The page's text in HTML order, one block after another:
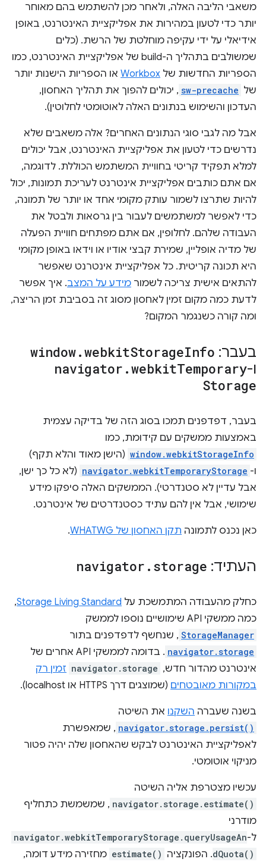
משאבי הליבה האלה, ולאחר מכן להשתמש בהם מאוחר
יותר כדי לטעון במהירות את אפליקציית האינטרנט, באופן
אידיאלי על ידי עקיפה מוחלטת של הרשת. (כלים
שמשולבים בתהליך ה-build של אפליקציית האינטרנט, כמו
הספריות החדשות של Workbox או הספריות הישנות יותר
של sw-precache , יכולים להפוך את תהליך האחסון,
העדכון והשימוש בנתונים האלה לאוטומטי לחלוטין).
אבל מה לגבי סוגי הנתונים האחרים? אלה משאבים שלא
נדרשים כדי לטעון את אפליקציית האינטרנט, אבל יכולים
למלא תפקיד קריטי בחוויית המשתמש הכוללת. לדוגמה,
אם אתם כותבים אפליקציית אינטרנט לעריכת תמונות, יכול
להיות שתרצו לשמור עותק מקומי אחד או יותר של תמונה,
כדי לאפשר למשתמשים לעבור בין גרסאות ולבטל את
העבודה שלהם. לחלופין, אם אתם מפתחים חוויית הפעלה
של מדיה אופליין, שמירת קבצי אודיו או וידאו באופן מקומי
היא תכונה קריטית. כל אפליקציית אינטרנט שאפשר
להתאים אישית צריכה לשמור מידע על המצב. איך אפשר
לדעת כמה מקום זמין לאחסון מסוג זה בסביבת זמן הריצה,
ומה קורה כשנגמר המקום?
בעבר: window.webkitStorageInfo
ו- navigator .webkitTemporary
Storage
בעבר, דפדפנים תמכו בסוג הזה של בדיקה עצמית
באמצעות ממשקים עם קידומת, כמו
window.webkitStorageInfo (הישן מאוד והלא תקף)
ו- navigator.webkitTemporaryStorage (לא כל כך ישן,
אבל עדיין לא סטנדרטי). הממשקים האלה סיפקו מידע
שימושי, אבל אין להם עתיד כסטנדרטים של אינטרנט.
כאן נכנס לתמונה תקן האחסון של WHATWG .
העתיד: navigator . storage
כחלק מהעבודה המתמשכת על Storage Living Standard
,
כמה ממשקי API שימושיים נוספו לממשק
StorageManager , שנחשף לדפדפנים בתור
navigator.storage
. בדומה לממשקי API אחרים של
אינטרנט מהדור חדש, navigator.storage זמין רק
במקורות מאובטחים (שמוצגים דרך HTTPS או localhost).
בשנה שעברה השקנו את השיטה
navigator.storage.persist() , שמאפשרת
לאפליקציית האינטרנט לבקש שהאחסון שלה יהיה פטור
מניקוי אוטומטי.
עכשיו מצטרפת אליה השיטה
navigator.storage.estimate() , שמשמשת כתחליף
מודרני
ל-navigator.webkitTemporaryStorage.queryUsageAn
dQuota(). הפונקציה estimate() מחזירה מידע דומה,